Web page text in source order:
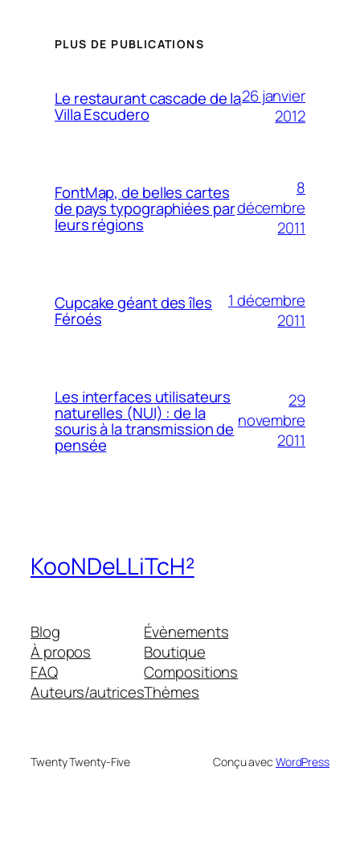
PLUS DE PUBLICATIONS
Le restaurant cascade de la
Villa Escudero
26 janvier
2012
FontMap, de belles cartes
de pays typographiées par
leurs régions
8
décembre
2011
Cupcake géant des îles
Féroés
1 décembre
2011
Les interfaces utilisateurs
naturelles (NUI) : de la
souris à la transmission de
pensée
29
novembre
2011
KooNDeLLiTcH²
Blog
À propos
FAQ
Auteurs/autrices
Évènements
Boutique
Compositions
Thèmes
Twenty Twenty-Five Conçu avec WordPress